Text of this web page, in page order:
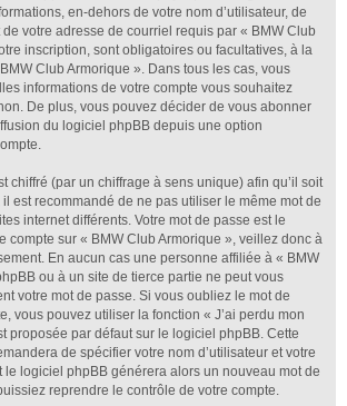
en-dehors de votre nom d’utilisateur, de
votre adresse de courriel requis par « BMW Club
inscription, sont obligatoires ou facultatives, à la
Club Armorique ». Dans tous les cas, vous
informations de votre compte vous souhaitez
De plus, vous pouvez décider de vous abonner
du logiciel phpBB depuis une option
chiffré (par un chiffrage à sens unique) afin qu’il soit
est recommandé de ne pas utiliser le même mot de
internet différents. Votre mot de passe est le
compte sur « BMW Club Armorique », veillez donc à
En aucun cas une personne affiliée à « BMW
ou à un site de tierce partie ne peut vous
votre mot de passe. Si vous oubliez le mot de
vous pouvez utiliser la fonction « J’ai perdu mon
proposée par défaut sur le logiciel phpBB. Cette
de spécifier votre nom d’utilisateur et votre
le logiciel phpBB générera alors un nouveau mot de
reprendre le contrôle de votre compte.